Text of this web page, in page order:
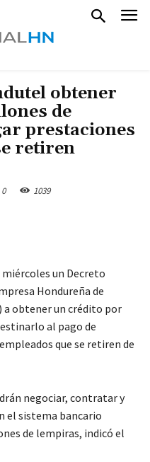
obtener
de
prestaciones
retiren
0 1039
un Decreto
Hondureña de
a obtener un crédito por
al pago de
que se retiren de
negociar, contratar y
el sistema bancario
de lempiras, indicó el